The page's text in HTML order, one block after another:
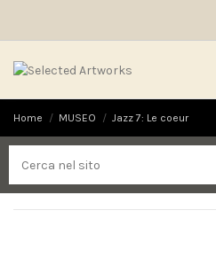
Home MUSEO Jazz 7: Le coeur